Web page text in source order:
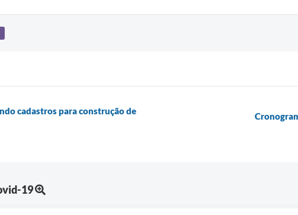
cadastros para construção de
19